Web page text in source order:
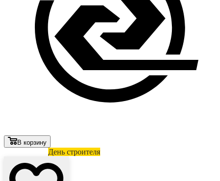
В корзину
День строителя